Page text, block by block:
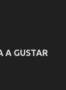
A GUSTAR